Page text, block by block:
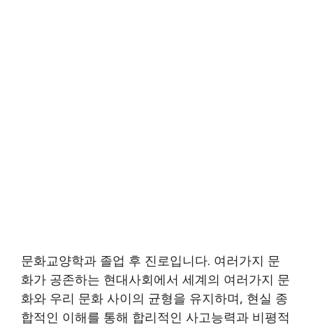
문화교양학과 졸업 후 진로입니다. 여러가지 문
화가 공존하는 현대사회에서 세계의 여러가지 문
화와 우리 문화 사이의 균형을 유지하며, 현실 종
합적인 이해를 통해 합리적인 사고능력과 비평적